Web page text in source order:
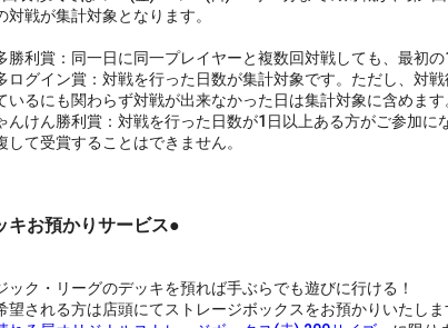
対戦が集計対象となります。
利賞：同一日に同一プレイヤーと複数回対戦しても、最初の
グイン賞：対戦を行った日数が集計対象です。ただし、対
いるにも関わらず対戦が出来なかった日は集計対象に含めます
けん勝利賞：対戦を行った日数が1日以上ある方がご参加に
して受賞することはできません。
キお預かりサービス●
ク・リーグのデッキを預れば手ぶらでも遊びに行ける！
される方は店頭にてストレージボックスをお預かりいたしま